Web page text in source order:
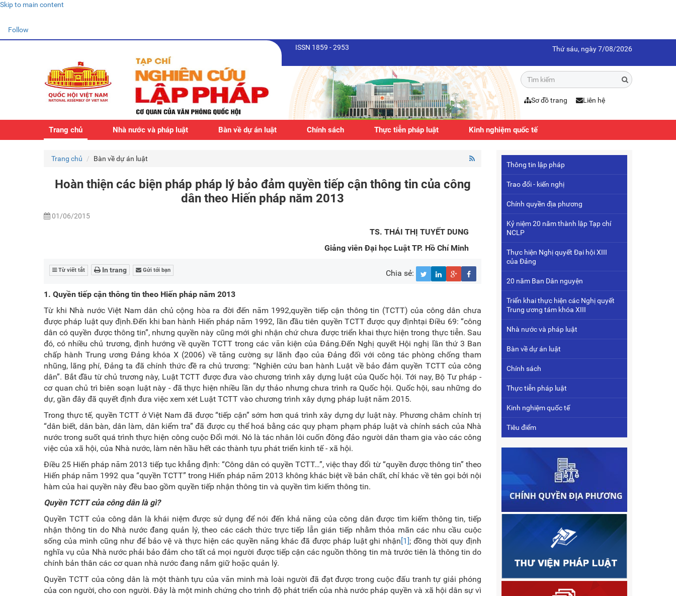
Skip to main content
Follow
ISSN 1859 - 2953 Thứ sáu, ngày 7/08/2026
Sơ đồ trang Liên hệ
Trang chủ Nhà nước và pháp luật Bàn về dự án luật Chính sách Thực tiễn pháp luật Kinh nghiệm quốc tế
Trang chủ Bàn về dự án luật
Hoàn thiện các biện pháp pháp lý bảo đảm quyền tiếp cận thông tin của công
dân theo Hiến pháp năm 2013
01/06/2015
TS. THÁI THỊ TUYẾT DUNG
Giảng viên Đại học Luật TP. Hồ Chí Minh
Từ viết tắt In trang Gửi tới bạn Chia sẻ:
1. Quyền tiếp cận thông tin theo Hiến pháp năm 2013
Từ khi Nhà nước Việt Nam dân chủ cộng hòa ra đời đến năm 1992,quyền tiếp cận thông tin (TCTT) của công dân chưa
được pháp luật quy định.Đến khi ban hành Hiến pháp năm 1992, lần đầu tiên quyền TCTT được quy địnhtại Điều 69: “công
dân có quyền được thông tin”, nhưng quyền này cũng mới ghi nhận chứ chưa được triển khai thực hiện trong thực tiễn. Sau
đó, có nhiều chủ trương, định hướng về quyền TCTT trong các văn kiện của Đảng.Đến Nghị quyết Hội nghị lần thứ 3 Ban
chấp hành Trung ương Đảng khóa X (2006) về tăng cường sự lãnh đạo của Đảng đối với công tác phòng chống tham
nhũng, lãng phí, Đảng ta đã chính thức đề ra chủ trương: “Nghiên cứu ban hành Luật về bảo đảm quyền TCTT của công
dân”. Bắt đầu từ chủ trương này, Luật TCTT được đưa vào chương trình xây dựng luật của Quốc hội. Tới nay, Bộ Tư pháp -
cơ quan chủ trì biên soạn luật này - đã thực hiện nhiều lần dự thảo nhưng chưa trình ra Quốc hội. Quốc hội, sau những do
dự, gần đây đã quyết định đưa việc xem xét Luật TCTT vào chương trình xây dựng pháp luật năm 2015.
Trong thực tế, quyền TCTT ở Việt Nam đã được “tiếp cận” sớm hơn quá trình xây dựng dự luật này. Phương châm chính trị
“dân biết, dân bàn, dân làm, dân kiểm tra” đã được cụ thể hoá bằng các quy phạm phạm pháp luật và chính sách của Nhà
nước trong suốt quá trình thực hiện công cuộc Đổi mới. Nó là tác nhân lôi cuốn đông đảo người dân tham gia vào các công
việc của xã hội, của Nhà nước, làm nên hầu hết các thành tựu phát triển kinh tế - xã hội.
Điều 25 Hiến pháp năm 2013 tiếp tục khẳng định: “Công dân có quyền TCTT…”, việc thay đổi từ “quyền được thông tin” theo
Hiến pháp năm 1992 qua “quyền TCTT” trong Hiến pháp năm 2013 không khác biệt về bản chất, chỉ khác về tên gọi bởi nội
hàm của hai quyền này đều bao gồm quyền tiếp nhận thông tin và quyền tìm kiếm thông tin.
Quyền TCTT của công dân là gì?
Quyền TCTT của công dân là khái niệm được sử dụng để nói đến khả năng của công dân được tìm kiếm thông tin, tiếp
nhận thông tin do Nhà nước đang quản lý, theo các cách thức trực tiếp lẫn gián tiếp nhằm thỏa mãn các nhu cầu cuộc
sống của mình cũng như để bảo vệ và thực hiện các quyền năng khác đã được pháp luật ghi nhận[1]; đồng thời quy định
nghĩa vụ của Nhà nước phải bảo đảm cho tất cả mọi người được tiếp cận các nguồn thông tin mà trước tiên là thông tin do
chính bản thân các cơ quan nhà nước đang nắm giữ hoặc quản lý.
Quyền TCTT của công dân là một thành tựu của văn minh mà loài người đã đạt được trong cuộc đấu tranh tự giải phóng
của con người, cho con người. Đây là một minh chứng cho trình độ phát triển của nhà nước pháp quyền và xã hội dân sự vì
Thông tin lập pháp
Trao đổi - kiến nghị
Chính quyền địa phương
Kỷ niệm 20 năm thành lập Tạp chí
NCLP
Thực hiện Nghị quyết Đại hội XIII
của Đảng
20 năm Ban Dân nguyện
Triển khai thực hiện các Nghị quyết
Trung ương tám khóa XIII
Nhà nước và pháp luật
Bàn về dự án luật
Chính sách
Thực tiễn pháp luật
Kinh nghiệm quốc tế
Tiêu điểm